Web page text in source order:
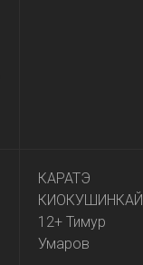
КАРАТЭ
КИОКУШИНКАЙ
12+ Тимур
Умаров